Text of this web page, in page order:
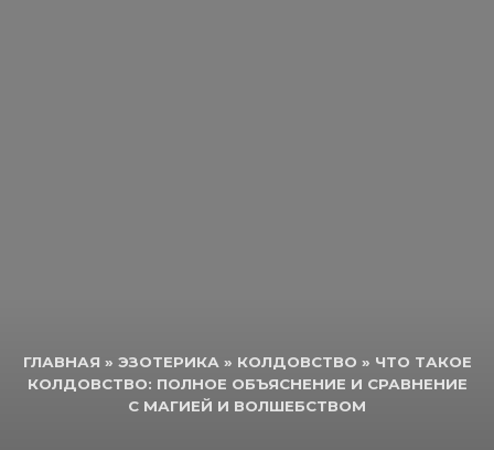
ГЛАВНАЯ » ЭЗОТЕРИКА » КОЛДОВСТВО » ЧТО ТАКОЕ
КОЛДОВСТВО: ПОЛНОЕ ОБЪЯСНЕНИЕ И СРАВНЕНИЕ
С МАГИЕЙ И ВОЛШЕБСТВОМ